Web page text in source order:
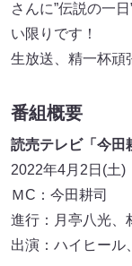
さんに”伝説の一
い限りです！
生放送、精一杯頑
番組概要
読売テレビ「今田
2022年4月2日(土
ＭC：今田耕司
進行：月亭八光、
出演：ハイヒー